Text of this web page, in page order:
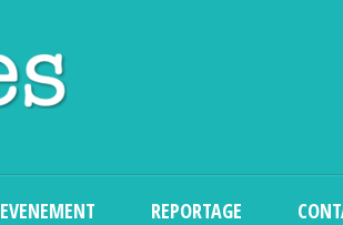
EVENEMENT REPORTAGE